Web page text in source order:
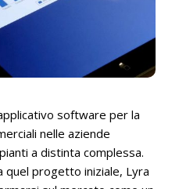
software per la
nelle aziende
a distinta complessa.
quel progetto iniziale, Lyra